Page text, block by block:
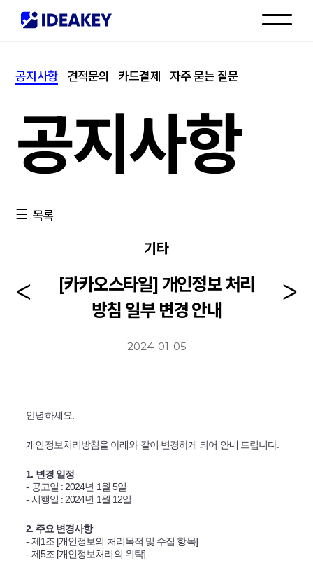
고객센터
공지사항 견적문의 카드결제 자주 묻는 질문
공지사항
목록
기타
[카카오스타일] 개인정보 처리
방침 일부 변경 안내
2024-01-05
안녕하세요.
개인정보처리방침을 아래와 같이 변경하게 되어 안내 드립니다.
1. 변경 일정
- 공고일 : 2024년 1월 5일
- 시행일 : 2024년 1월 12일
2. 주요 변경사항
- 제1조 [개인정보의 처리목적 및 수집 항목]
- 제5조 [개인정보처리의 위탁]